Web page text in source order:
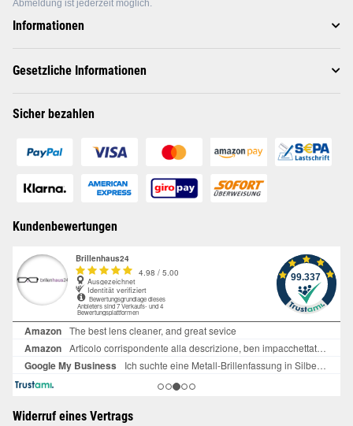
Abmeldung ist jederzeit möglich.
Informationen
Gesetzliche Informationen
Sicher bezahlen
Kundenbewertungen
Widerruf eines Vertrags